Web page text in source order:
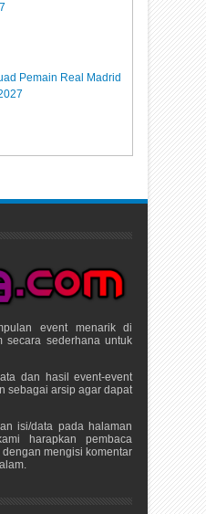
Pemain Real Madrid
event menarik di
secara sederhana untuk
dan hasil event-event
sebagai arsip agar dapat
isi/data pada halaman
harapkan pembaca
mengisi komentar